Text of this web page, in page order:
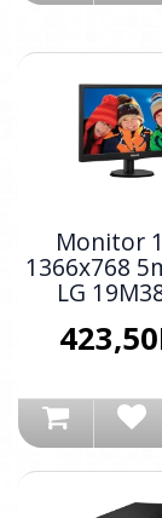
Monitor
1366x768
LG